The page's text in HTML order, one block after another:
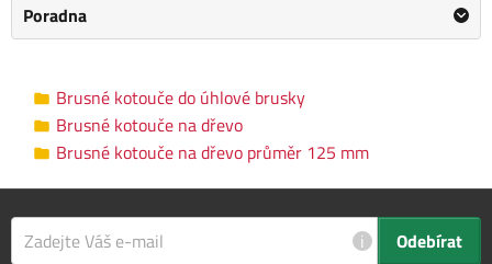
Rozměr kotouče: 125 x 3 x 22,2 mm
Kategorie
mm
Výrobce
EXTOL PREMIUM/Informace o výrobci
Vnitřní průměr
Poradna
Brusné kotouče do úhlové brusky
Brusné kotouče na dřevo
Brusné kotouče na dřevo průměr 125 mm
i Odebírat